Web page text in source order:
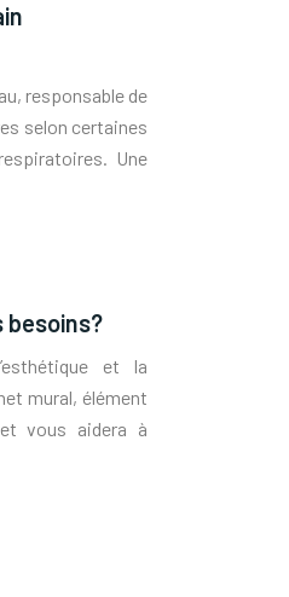
responsable de
selon certaines
Une
besoins?
et la
mural, élément
vous aidera à